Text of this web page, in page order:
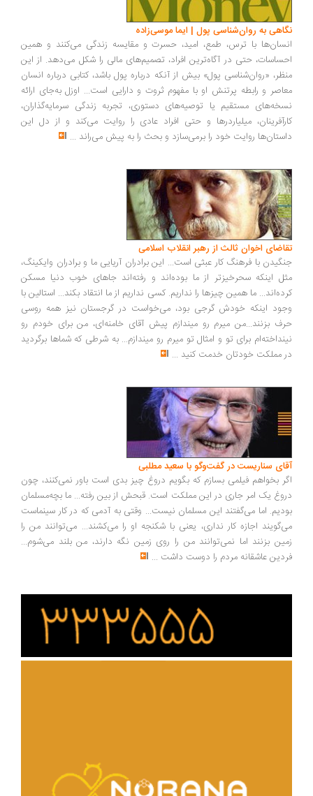
به روان‌شناسی پول | ایما موسی‌زاده
با ترس، طمع، امید، حسرت و مقایسه زندگی می‌کنند و همین
حتی در آگاه‌ترین افراد، تصمیم‌های مالی را شکل می‌دهد. از این
«روان‌شناسی پول» بیش از آنکه درباره پول باشد، کتابی درباره انسان
و رابطه پرتنش او با مفهوم ثروت و دارایی است... اوزل به‌جای ارائه
مستقیم یا توصیه‌های دستوری، تجربه زندگی سرمایه‌گذاران،
میلیاردرها و حتی افراد عادی را روایت می‌کند و از دل این
روایت خود را برمی‌سازد و بحث را به پیش می‌راند ...
اخوان ثالث از رهبر انقلاب اسلامی
با فرهنگ کار عبثی است... این برادران آریایی ما و برادران وایکینگ،
اینکه سحرخیزتر از ما بوده‌اند و رفته‌اند جاهای خوب دنیا مسکن
ما همین چیزها را نداریم. کسی نداریم از ما انتقاد بکند... استالین با
اینکه خودش گرجی بود، می‌خواست در گرجستان نیز همه روسی
بزنند...من میرم رو میندازم پیش آقای خامنه‌ای، من برای خودم رو
برای تو و امثال تو میرم رو میندازم... به شرطی که شماها برگردید
مملکت خودتان خدمت کنید...
سناریست در گفت‌وگو با سعید مطلبی
بخواهم فیلمی بسازم که بگویم دروغ چیز بدی است باور نمی‌کنند، چون
یک امر جاری در این مملکت است. قبحش از بین رفته... ما بچه‌مسلمان
اما می‌گفتند این مسلمان نیست... وقتی به آدمی که در کار سینماست
اجازه کار نداری، یعنی با شکنجه او را می‌کشند... می‌توانند من را
بزنند اما نمی‌توانند من را روی زمین نگه دارند، من بلند می‌شوم...
عاشقانه مردم را دوست داشت ...